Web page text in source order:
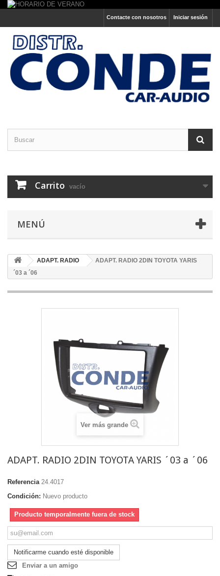
Iniciar sesión
Contacte con nosotros
Carrito vacío
MENÚ
ADAPT. RADIO
ADAPT. RADIO 2DIN TOYOTA YARIS
´03 a ´06
Ver más grande
ADAPT. RADIO 2DIN TOYOTA YARIS ´03 a ´06
Referencia 24.4017
Condición: Nuevo producto
Producto temporalmente fuera de stock
Notificarme cuando esté disponible
Enviar a un amigo